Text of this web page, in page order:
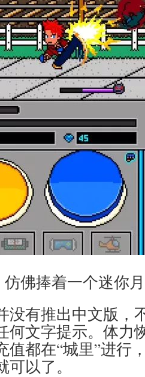
仿佛捧着一个迷你
没有推出中文版，
何文字提示。体力
值都在“城里”进行
以了。